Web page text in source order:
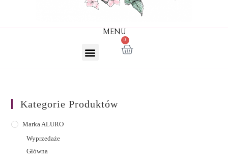
MENU
0
Kategorie Produktów
Marka ALURO
Wyprzedaże
Główna